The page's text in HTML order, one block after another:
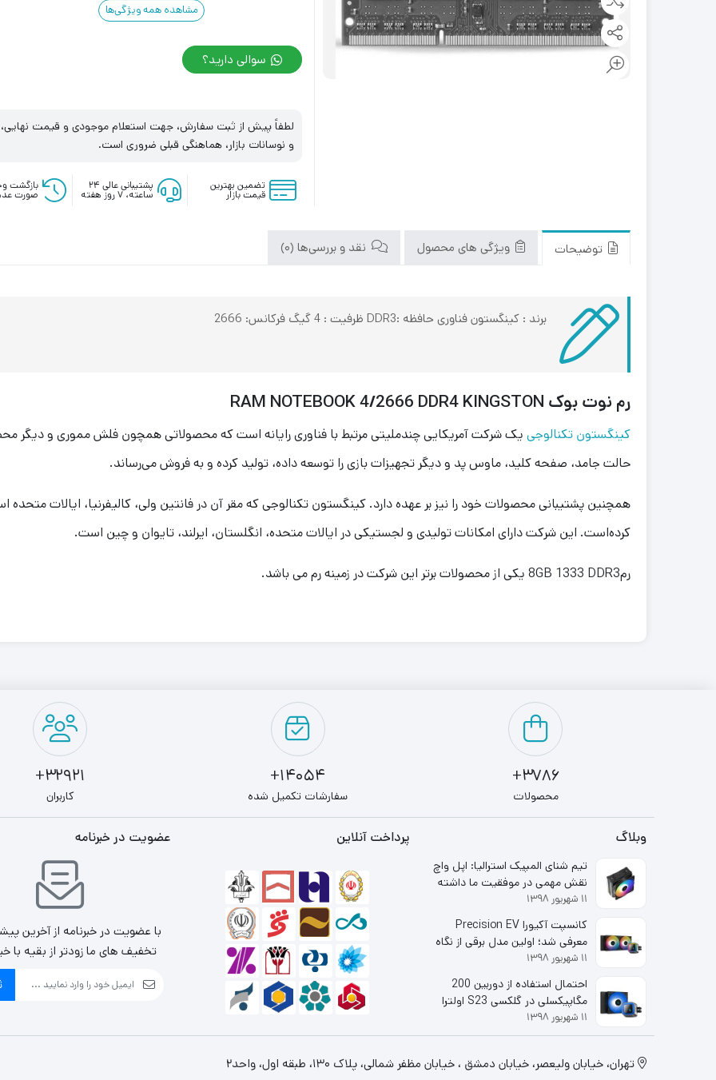
مشاهده همه ویژگی‌ها
سوالی دارید؟
لطفاً پیش از ثبت سفارش، جهت استعلام موجودی و قیمت نهایی،
و نوسانات بازار، هماهنگی قبلی ضروری است.
تضمین بهترین
قیمت بازار
پشتیبانی عالی ۲۴
ساعته، ۷ روز هفته
بازگشت
صورت
توضیحات ویژگی های محصول نقد و بررسی‌ها (0)
برند : کینگستون فناوری حافظه :DDR3 ظرفیت : 4 گیگ فرکانس: 2666
رم نوت بوک RAM NOTEBOOK 4/2666 DDR4 KINGSTON
کینگستون تکنالوجی
حالت جامد، صفحه کلید، ماوس پد و دیگر تجهیزات بازی را توسعه داده، تولید کرده و به فروش می‌رساند.
کرده‌است. این شرکت دارای امکانات تولیدی و لجستیکی در ایالات متحده، انگلستان، ایرلند، تایوان و چین است.
رم8GB 1333 DDR3 یکی از محصولات برتر این شرکت در زمینه رم می باشد.
3786+
محصولات
14054+
سفارشات تکمیل شده
32921+
کاربران
وبلاگ
تیم شنای المپیک استرالیا: اپل واچ
نقش مهمی در موفقیت ما داشته
است
۱۱ شهریور ۱۳۹۸
کانسپت آکیورا Precision EV
معرفی شد؛ اولین مدل برقی از نگاه
شاخه لوکس هوندا
۱۱ شهریور ۱۳۹۸
احتمال استفاده از دوربین 200
مگاپیکسلی در گلکسی S23 اولترا
قوت گرفت
۱۱ شهریور ۱۳۹۸
پرداخت آنلاین عضویت در خبرنامه
با عضویت در خبرنامه از آخرین
تخفیف های ما زودتر از بقیه با
تهران، خيابان وليعصر، خیابان دمشق ، خیابان مظفر شمالی، پلاک 130، طبقه اول، واحد2